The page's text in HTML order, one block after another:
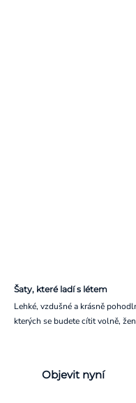
Šaty, které ladí s létem
Lehké, vzdušné a krásně
kterých se budete cítit volně,
Objevit nyní